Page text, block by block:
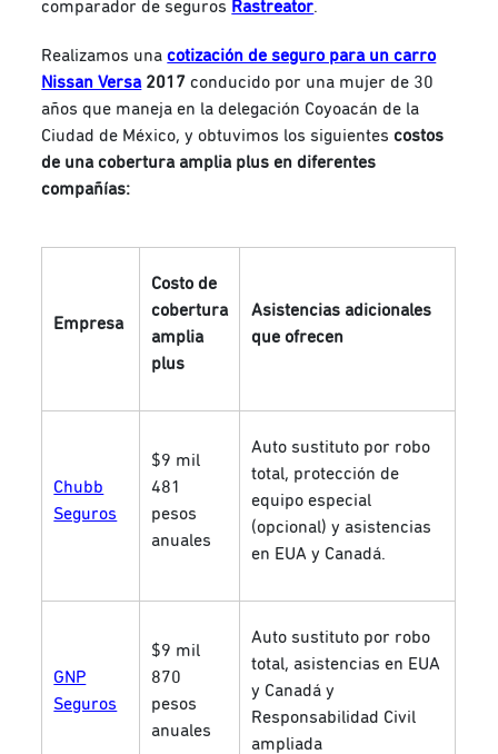
comparador de seguros Rastreator.
Realizamos unacotización de seguro para un carro
Nissan Versa 2017 conducido por una mujer de 30
años que maneja en la delegación Coyoacán de la
Ciudad de México, y obtuvimos los siguientescostos
de una cobertura amplia plus en diferentes
compañías:
Empresa
Costo de
cobertura
amplia
plus
Asistencias adicionales
que ofrecen
Chubb
Seguros
$9 mil
481
pesos
anuales
Auto sustituto por robo
total, protección de
equipo especial
(opcional) y asistencias
en EUA y Canadá.
GNP
Seguros
$9 mil
870
pesos
anuales
Auto sustituto por robo
total, asistencias en EUA
y Canadá y
Responsabilidad Civil
ampliada